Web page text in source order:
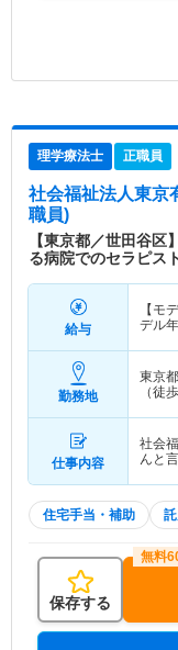
理学療法士 正職員
社会福祉法人東京
職員)
【東京都／世田谷
る病院でのセラピス
給与
【モ
デル年
勤務地
東京
（徒
仕事内容
社会
んと
住宅手当・補助
保存する